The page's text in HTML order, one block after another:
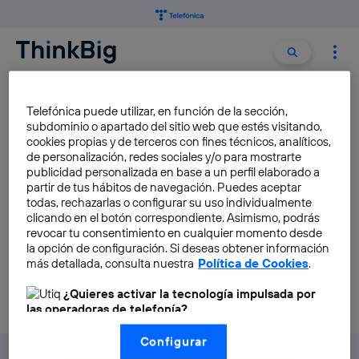
Buscar
KART
Daymak Blast C5: el kart más
rápido de la historia
Carolina Ferrer Caballero
Telefónica puede utilizar, en función de la sección,
subdominio o apartado del sitio web que estés visitando,
cookies propias y de terceros con fines técnicos, analíticos,
de personalización, redes sociales y/o para mostrarte
publicidad personalizada en base a un perfil elaborado a
partir de tus hábitos de navegación. Puedes aceptar
todas, rechazarlas o configurar su uso individualmente
clicando en el botón correspondiente. Asimismo, podrás
revocar tu consentimiento en cualquier momento desde
la opción de configuración. Si deseas obtener información
más detallada, consulta nuestra Política de Cookies.
¿Quieres activar la tecnología impulsada por
las operadoras de telefonía?
Nosotros, Telefónica S.A., utilizamos la tecnología Utiq para
realizar nuestras acciones de marketing digital o análisis
Configurar